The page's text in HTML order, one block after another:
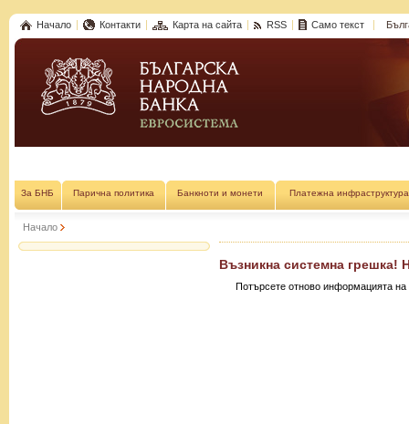
Начало Контакти Карта на сайта RSS Само текст
За БНБ Парична политика Банкноти и монети Платежна инфраструктура
Начало
Възникна системна грешка!
Потърсете отново информацията на